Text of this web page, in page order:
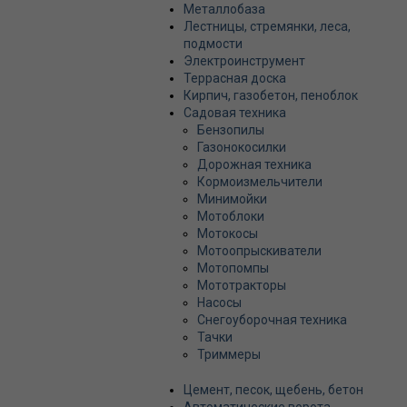
Металлобаза
Лестницы, стремянки, леса,
подмости
Электроинструмент
Террасная доска
Кирпич, газобетон, пеноблок
Садовая техника
Бензопилы
Газонокосилки
Дорожная техника
Кормоизмельчители
Минимойки
Мотоблоки
Мотокосы
Мотоопрыскиватели
Мотопомпы
Мототракторы
Насосы
Снегоуборочная техника
Тачки
Триммеры
Цемент, песок, щебень, бетон